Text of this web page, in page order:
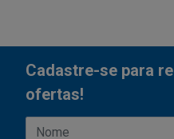
Cadastre-se para
ofertas!